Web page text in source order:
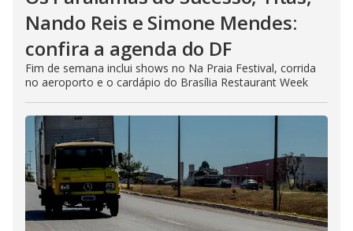
Nando Reis e Simone Mendes:
confira a agenda do DF
Fim de semana inclui shows no Na Praia Festival, corrida
no aeroporto e o cardápio do Brasília Restaurant Week